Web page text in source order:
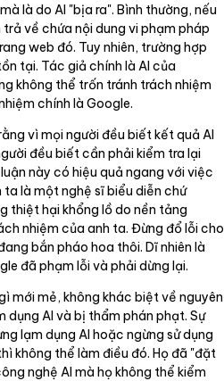
là do AI "bịa ra". Bình thường, nếu
về chứa nội dung vi phạm pháp
web đó. Tuy nhiên, trường hợp
tại. Tác giả chính là AI của
không thể trốn tránh trách nhiệm
chính là Google.
vì mọi người đều biết kết quả AI
đều biết cần phải kiểm tra lại
này có hiệu quả ngang với việc
ta là một nghệ sĩ biểu diễn chứ
thiệt hại khổng lồ do nền tảng
nhiệm của anh ta. Đừng đổ lỗi cho
bắn pháo hoa thôi. Dĩ nhiên là
đã phạm lỗi và phải dừng lại.
mới mẻ, không khác biệt về nguyên
dụng AI và bị thẩm phán phạt. Sự
lạm dụng AI hoặc ngừng sử dụng
không thể làm điều đó. Họ đã "đặt
nghệ AI mà họ không thể kiểm